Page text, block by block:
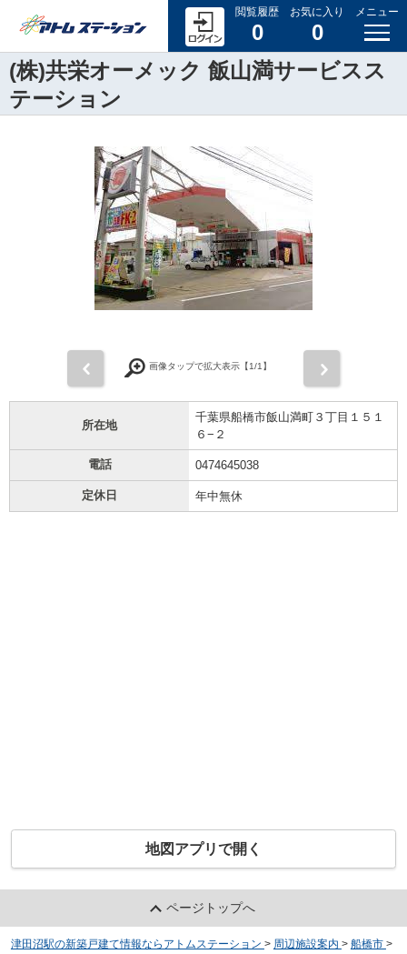
閲覧履歴
0
お気に入り
0
メニュー
(株)共栄オーメック 飯山満サービスス
テーション
画像タップで拡大表示【1/1】
所在地
千葉県船橋市飯山満町３丁目１５１
６−２
電話 0474645038
定休日 年中無休
地図アプリで開く
ページトップへ
津田沼駅の新築戸建て情報ならアトムステーション > 周辺施設案内 > 船橋市 >